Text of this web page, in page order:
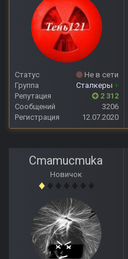
Статус
Не в сети
Группа
Сталкеры +
Репутация
2 312
Сообщений
3206
Регистрация
12.07.2020
Cmamucmuka
Новичок